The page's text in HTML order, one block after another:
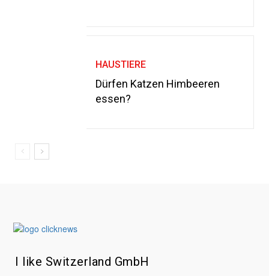
HAUSTIERE
Dürfen Katzen Himbeeren
essen?
I like Switzerland GmbH